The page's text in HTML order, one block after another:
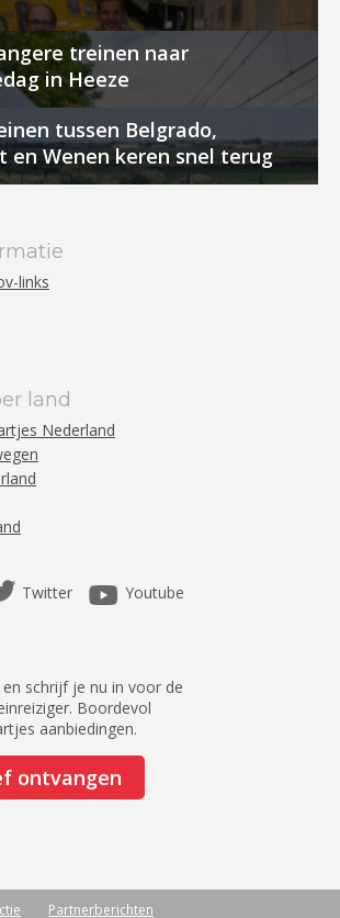
treinen naar
in Heeze
tussen Belgrado,
en Wenen keren snel terug
links
land
Nederland
Twitter Youtube
schrijf je nu in voor de
Boordevol
aanbiedingen.
ontvangen
Partnerberichten